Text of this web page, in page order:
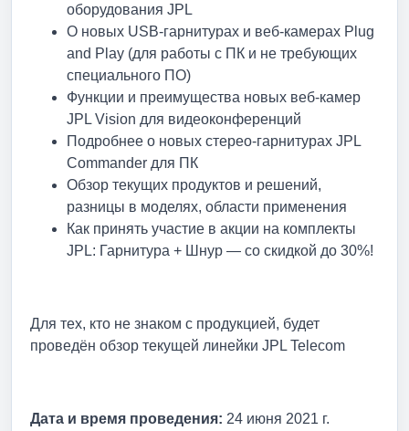
оборудования JPL
О новых USB-гарнитурах и веб-камерах Plug
and Play (для работы с ПК и не требующих
специального ПО)
Функции и преимущества новых веб-камер
JPL Vision для видеоконференций
Подробнее о новых стерео-гарнитурах JPL
Commander для ПК
Обзор текущих продуктов и решений,
разницы в моделях, области применения
Как принять участие в акции на комплекты
JPL: Гарнитура + Шнур — со скидкой до 30%!
Для тех, кто не знаком с продукцией, будет
проведён обзор текущей линейки JPL Telecom
Дата и время проведения: 24 июня 2021 г.